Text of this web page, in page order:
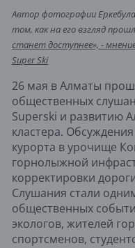
Автор фотографии
том, как на его взгляд
станет доступнее», -
Super Ski
26 мая в Алматы
общественных
Superski и развитию
кластера.
курорта в урочище
горнолыжной
корректировки
Слушания стали
общественных
экологов, жителей
спортсменов,